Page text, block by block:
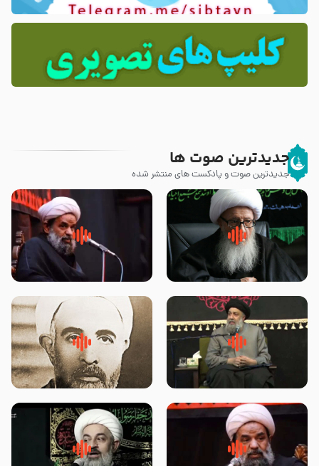
جدیدترین صوت ها
جدیدترین صوت و پادکست های منتشر شده
زوّار اربعین امام حسین (علیه
السلام) با این اشتیاق به زیارت
روضه جانسوز پاره های جگر امام
حسن مجتبی علیه السلام-حجت
لقب حضرت رقیه سلام الله علیها به
چه معناست – حجت الاسلام علوی
روضه‌ی مجلس یزید ملعون و
اسارت اهل‌بیت علیهم‌السلام –
محدث زاده